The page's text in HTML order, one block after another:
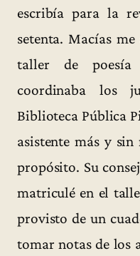
escribía para la
setenta. Macías
taller de poesía
coordinaba los
Biblioteca Pública
asistente más y
propósito. Su
matriculé en el
provisto de un
tomar notas de los